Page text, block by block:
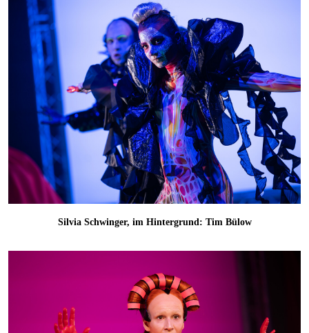
Silvia Schwinger, im Hintergrund: Tim Bülow